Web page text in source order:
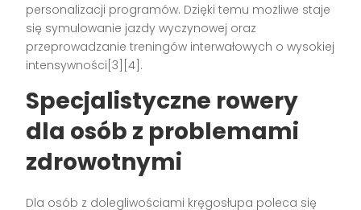
personalizacji programów. Dzięki temu możliwe staje
się symulowanie jazdy wyczynowej oraz
przeprowadzanie treningów interwałowych o wysokiej
intensywności[3][4].
Specjalistyczne rowery
dla osób z problemami
zdrowotnymi
Dla osób z dolegliwościami kręgosłupa poleca się